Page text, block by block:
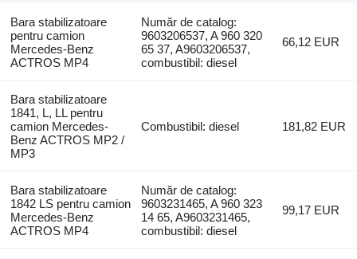
Bara stabilizatoare
pentru camion
Mercedes-Benz
ACTROS MP4
Număr de catalog:
9603206537, A 960 320
65 37, A9603206537,
combustibil: diesel
66,12 EUR
Bara stabilizatoare
1841, L, LL pentru
camion Mercedes-
Benz ACTROS MP2 /
MP3
Combustibil: diesel 181,82 EUR
Bara stabilizatoare
1842 LS pentru camion
Mercedes-Benz
ACTROS MP4
Număr de catalog:
9603231465, A 960 323
14 65, A9603231465,
combustibil: diesel
99,17 EUR